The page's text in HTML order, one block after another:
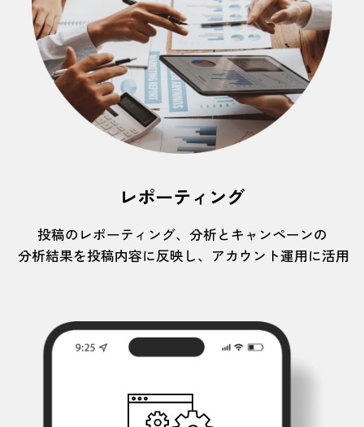
レポーティング
投稿のレポーティング、分析とキャンペーンの
分析結果を投稿内容に反映し、アカウント運用に活用